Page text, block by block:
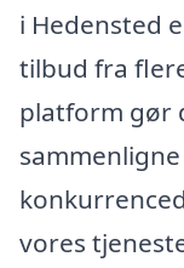
i Hedensted
tilbud fra
platform gør
vores